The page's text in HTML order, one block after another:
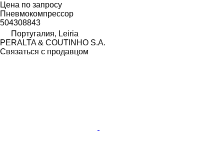
Цена по запросу
Пневмокомпрессор
504308843
Португалия, Leiria
PERALTA & COUTINHO S.A.
Связаться с продавцом